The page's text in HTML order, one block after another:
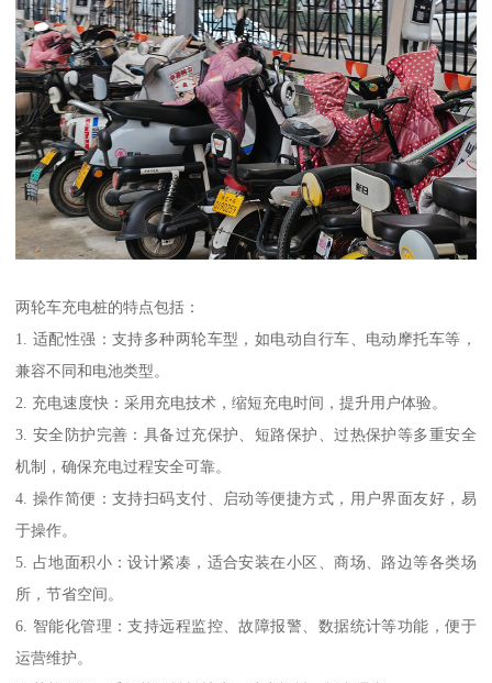
两轮车充电桩的特点包括：
1. 适配性强：支持多种两轮车型，如电动自行车、电动摩托车等，
兼容不同和电池类型。
2. 充电速度快：采用充电技术，缩短充电时间，提升用户体验。
3. 安全防护完善：具备过充保护、短路保护、过热保护等多重安全
机制，确保充电过程安全可靠。
4. 操作简便：支持扫码支付、启动等便捷方式，用户界面友好，易
于操作。
5. 占地面积小：设计紧凑，适合安装在小区、商场、路边等各类场
所，节省空间。
6. 智能化管理：支持远程监控、故障报警、数据统计等功能，便于
运营维护。